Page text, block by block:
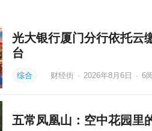
光大银行厦门分行依托云
台
综合 财经街 · 2026年8月6日 · 6
五常凤凰山：空中花园里